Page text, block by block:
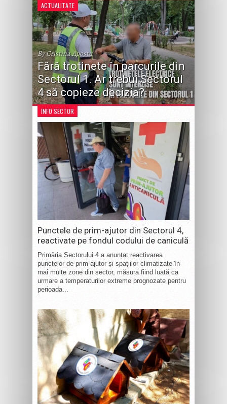
ACTUALITATE
By Cristina Apostu
Fără trotinete în parcurile din
Sectorul 1. Ar trebui Sectorul
4 să copieze decizia?
INFO SECTOR
Punctele de prim-ajutor din Sectorul 4,
reactivate pe fondul codului de caniculă
Primăria Sectorului 4 a anunțat reactivarea
punctelor de prim-ajutor și spațiilor climatizate în
mai multe zone din sector, măsura fiind luată ca
urmare a temperaturilor extreme prognozate pentru
perioada...